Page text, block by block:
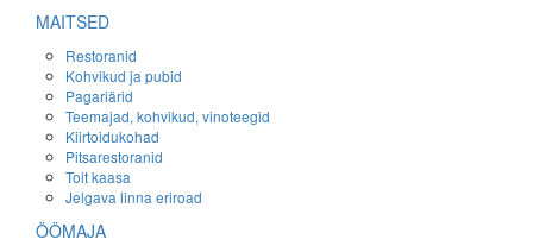
MAITSED
Restoranid
Kohvikud ja pubid
Pagariärid
Teemajad, kohvikud, vinoteegid
Kiirtoidukohad
Pitsarestoranid
Toit kaasa
Jelgava linna eriroad
ÖÖMAJA